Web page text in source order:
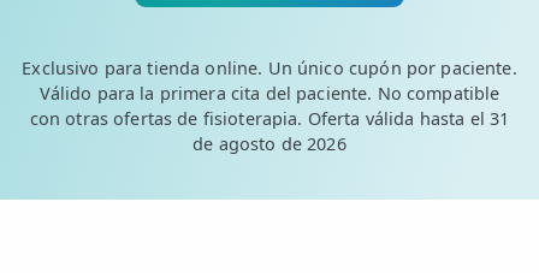
Exclusivo para tienda online. Un único cupón por paciente.
Válido para la primera cita del paciente. No compatible
con otras ofertas de fisioterapia. Oferta válida hasta el 31
de agosto de 2026